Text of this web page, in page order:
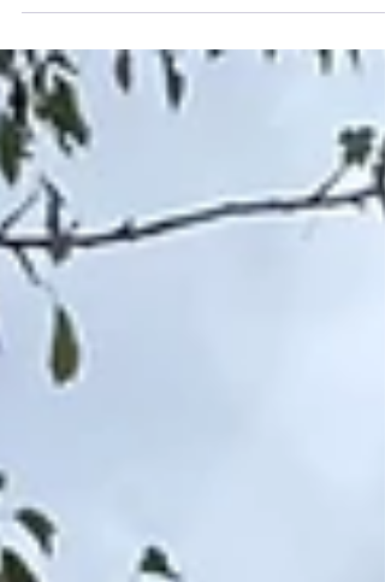
worden langer. De lucht voelt zachter aan. Er is
voorjaar dichterbij komt. Het licht verandert.
kleuren keren terug. De natuur komt opnieuw
tot leven. En zonder dat we het bewust
gebeurt hetzelfde met ons. Waar de winter ons
naar binnen trekt, in gebouwen, in agenda’s, in
ons hoofd, nodigt het voorjaar ons uit om weer
naar buiten te gaan. We krijgen opnieuw
energie, ademen